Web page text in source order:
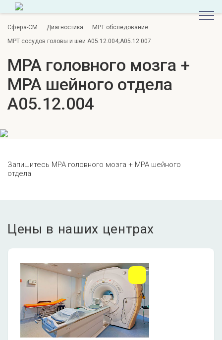
Сфера-СМ Диагностика
МРТ обследование
МРТ сосудов головы и шеи A05.12.004;A05.12.007
МРА головного мозга +
МРА шейного отдела
A05.12.004
Запишитесь МРА головного мозга + МРА шейного
отдела
Цены в наших центрах